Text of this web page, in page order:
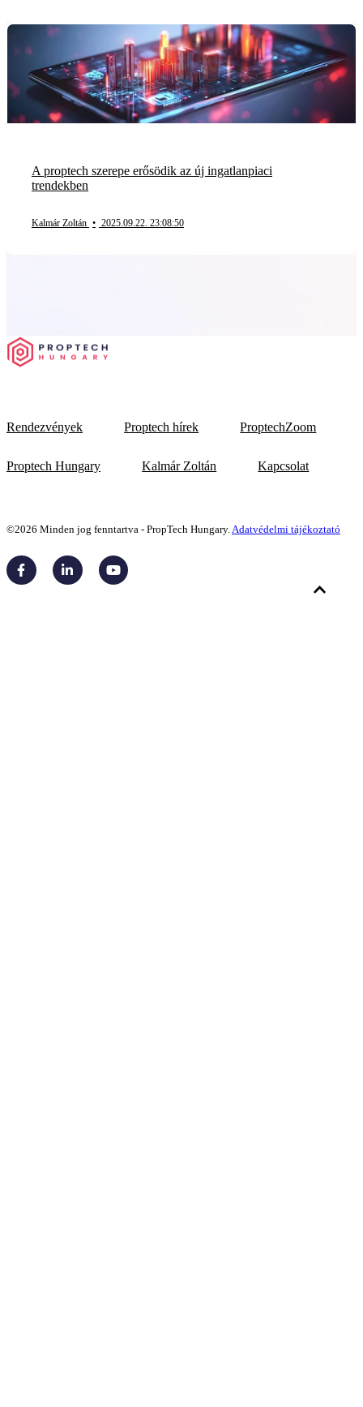
A proptech szerepe erősödik az új ingatlanpiaci
trendekben
Kalmár Zoltán • 2025.09.22. 23:08:50
Rendezvények Proptech hírek ProptechZoom
Proptech Hungary Kalmár Zoltán Kapcsolat
©2026 Minden jog fenntartva - PropTech Hungary. Adatvédelmi tájékoztató